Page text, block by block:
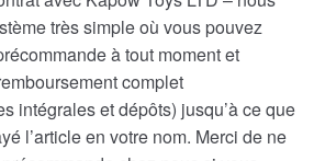
très simple où vous pouvez
à tout moment et
complet
intégrales et dépôts) jusqu’à ce que
l’article en votre nom. Merci de ne